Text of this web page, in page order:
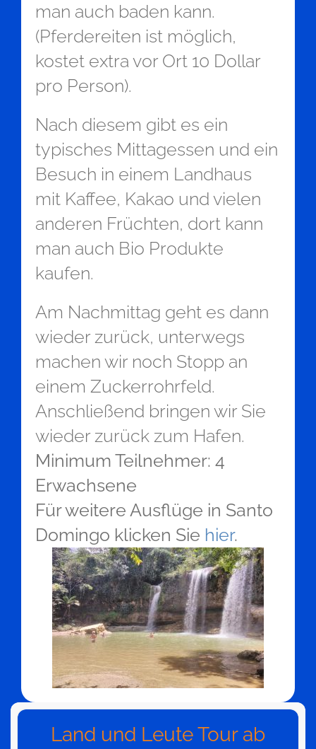
man auch baden kann.
(Pferdereiten ist möglich,
kostet extra vor Ort 10 Dollar
pro Person).
Nach diesem gibt es ein
typisches Mittagessen und ein
Besuch in einem Landhaus
mit Kaffee, Kakao und vielen
anderen Früchten, dort kann
man auch Bio Produkte
kaufen.
Am Nachmittag geht es dann
wieder zurück, unterwegs
machen wir noch Stopp an
einem Zuckerrohrfeld.
Anschließend bringen wir Sie
wieder zurück zum Hafen.
Minimum Teilnehmer: 4
Erwachsene
Für weitere Ausflüge in Santo
Domingo klicken Sie hier.
Land und Leute Tour ab